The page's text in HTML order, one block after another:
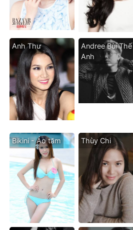
Anh Thư
Andree Bùi Thế
Anh
Bikini - Áo tăm Thùy Chi